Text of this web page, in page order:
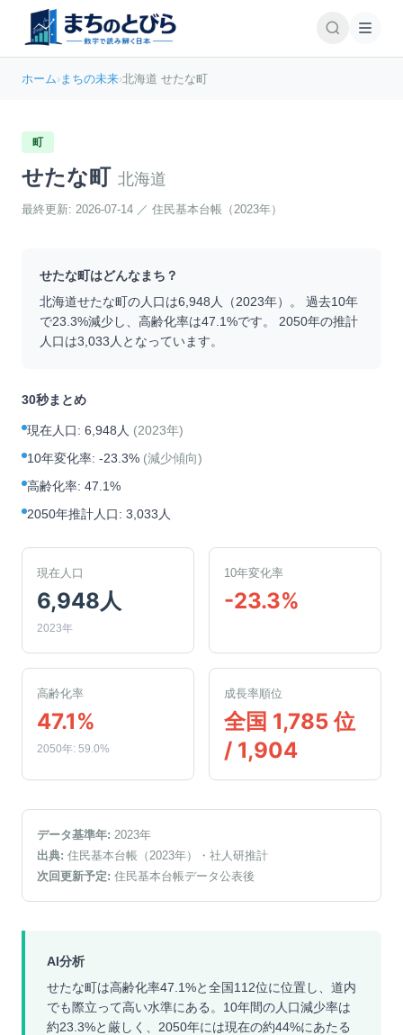
ホーム›まちの未来›北海道 せたな町
町
せたな町 北海道
最終更新: 2026-07-14 ／ 住民基本台帳（2023年）
せたな町はどんなまち？
北海道せたな町の人口は6,948 人（2023年）。 過去10年
で23.3%減少し、高齢化率は47.1%です。 2050年の推計
人口は3,033 人となっています。
30秒まとめ
現在人口: 6,948人 (2023年)
10年変化率: -23.3% (減少傾向)
高齢化率: 47.1%
2050年推計人口: 3,033人
現在人口
6,948人
2023年
10年変化率
-23.3%
高齢化率
47.1%
2050年: 59.0%
成長率順位
全国 1,785 位
/ 1,904
データ基準年: 2023年
出典: 住民基本台帳（2023年）
・社人研推計
次回更新予定: 住民基本台帳データ公表後
AI分析
せたな町は高齢化率47.1%と全国112位に位置し、道内
でも際立って高い水準にある。10年間の人口減少率は
約23.3%と厳しく、2050年には現在の約44%にあたる